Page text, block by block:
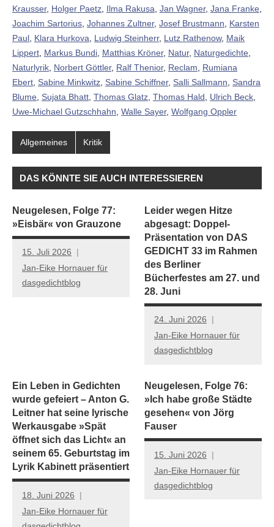
Krausser, Holger Paetz Ilma Rakusa Jan Wagner, Jana Franke
Joachim Sartorius Johannes Zultner, Josef Brustmann
Karsten
Paul Klara Hurkova Ludwig Steinherr, Lutz Rathenow, Maik
Lippert Markus Bundi Matthias Kröner, Natur, Naturgedichte
Naturlyrik Norbert Göttler, Ralf Thenior, Reclam
Rumiana
Ebert Sabine Minkwitz Sabine Schiffner, Salli Sallmann
Sandra
Blume
Sujata Bhatt Thomas Glatz Thomas Hald Ulrich Beck
Uwe-Michael Gutzschhahn Walle Sayer, Wolfgang Oppler
Allgemeines Kritik
DAS KÖNNTE SIE AUCH INTERESSIEREN
Neugelesen, Folge 77:
»Eisbär« von Grauzone
15. Juli 2026
Jan-Eike Hornauer für
dasgedichtblog
Leider wegen Hitze
abgesagt: Doppel-
Präsentation von DAS
GEDICHT 33 im Rahmen
des Berliner
Bücherfestes am 27. und
28. Juni
24. Juni 2026
Jan-Eike Hornauer für
dasgedichtblog
Ein Leben in Gedichten
wurde gefeiert – Anton G.
Leitner hat seine lyrische
Werkausgabe »Spät
öffnet sich das Licht« an
seinem 65. Geburtstag im
Lyrik Kabinett präsentiert
18. Juni 2026
Jan-Eike Hornauer für
Neugelesen, Folge 76:
»Ich habe große Städte
gesehen« von Jörg
Fauser
15. Juni 2026
Jan-Eike Hornauer für
dasgedichtblog